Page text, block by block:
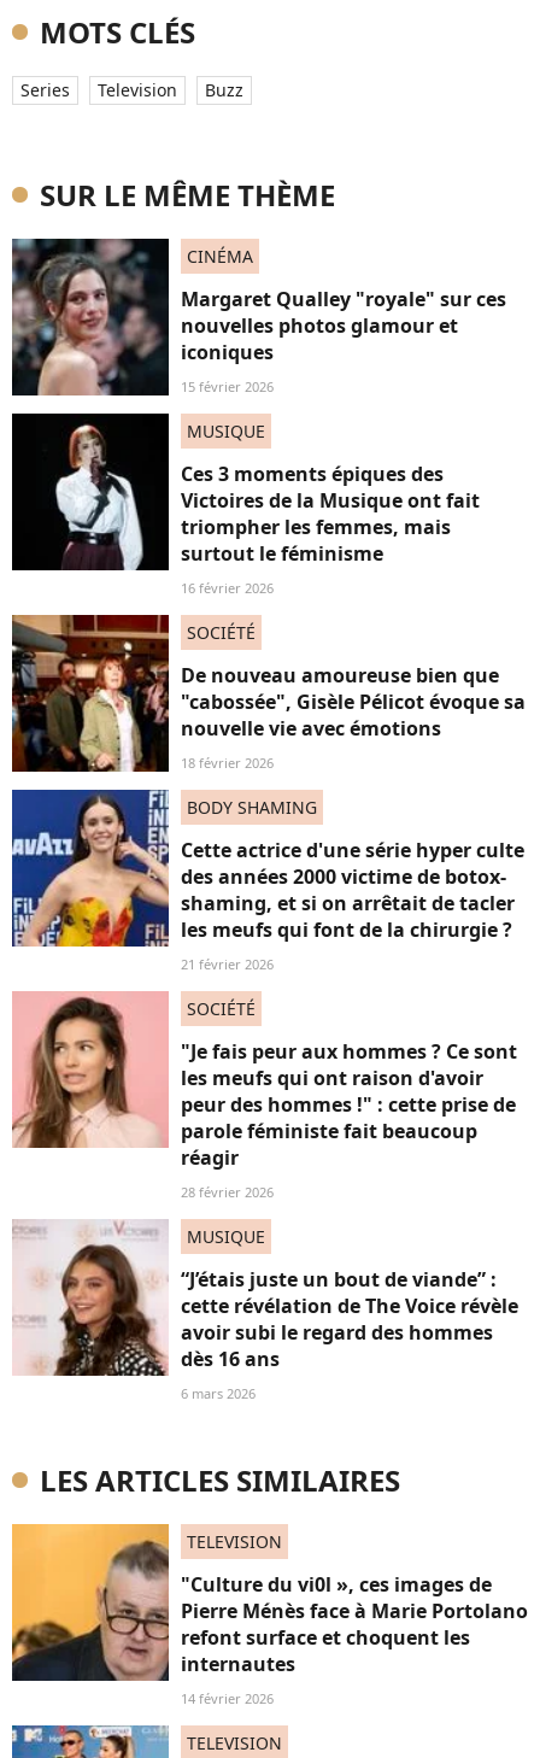
MOTS CLÉS
Series Television Buzz
SUR LE MÊME THÈME
CINÉMA
Margaret Qualley "royale" sur ces
nouvelles photos glamour et
iconiques
15 février 2026
MUSIQUE
Ces 3 moments épiques des
Victoires de la Musique ont fait
triompher les femmes, mais
surtout le féminisme
16 février 2026
SOCIÉTÉ
De nouveau amoureuse bien que
"cabossée", Gisèle Pélicot évoque sa
nouvelle vie avec émotions
18 février 2026
BODY SHAMING
Cette actrice d'une série hyper culte
des années 2000 victime de botox-
shaming, et si on arrêtait de tacler
les meufs qui font de la chirurgie ?
21 février 2026
SOCIÉTÉ
"Je fais peur aux hommes ? Ce sont
les meufs qui ont raison d'avoir
peur des hommes !" : cette prise de
parole féministe fait beaucoup
réagir
28 février 2026
MUSIQUE
“J’étais juste un bout de viande” :
cette révélation de The Voice révèle
avoir subi le regard des hommes
dès 16 ans
6 mars 2026
LES ARTICLES SIMILAIRES
TELEVISION
"Culture du vi0l », ces images de
Pierre Ménès face à Marie Portolano
refont surface et choquent les
internautes
14 février 2026
TELEVISION